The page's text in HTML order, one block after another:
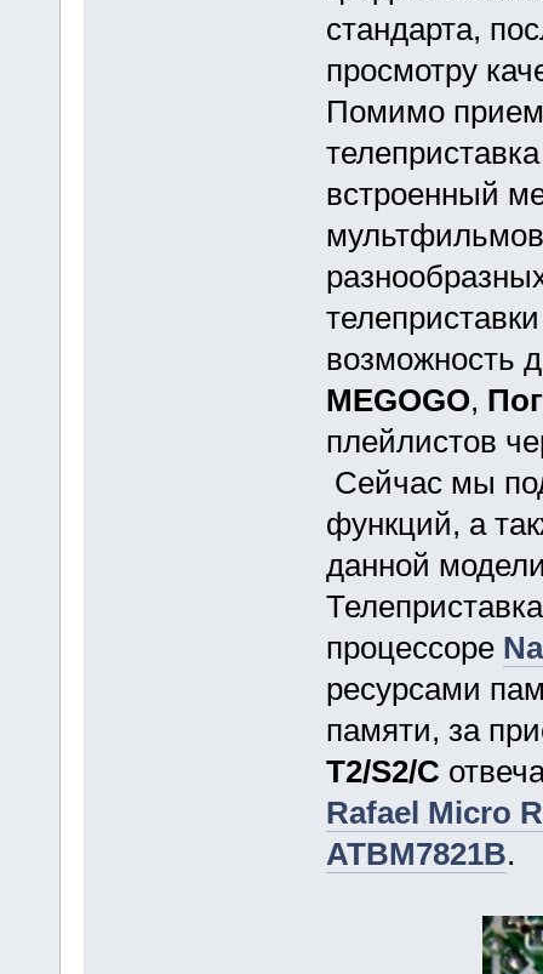
стандарта,
просмотру
Помимо
встроенный
возможность
MEGOGO,
плейлистов
Сейчас мы
функций, а
данной
процессоре
ресурсами
памяти, за
T2/S2/C
Rafael Micro
ATBM7821B.